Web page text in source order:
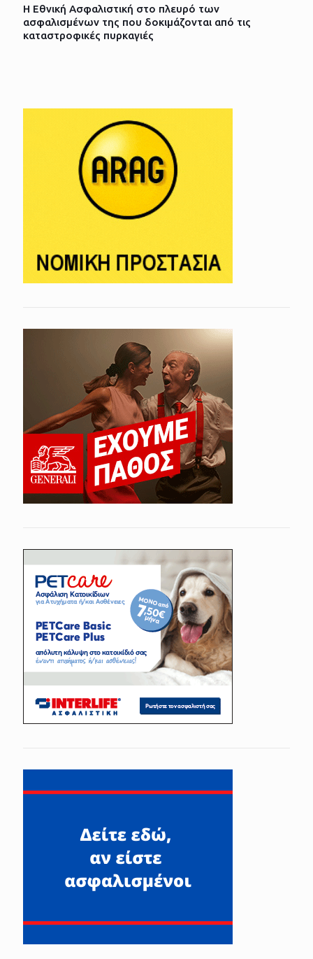
Η Εθνική Ασφαλιστική στο πλευρό των
ασφαλισμένων της που δοκιμάζονται από τις
καταστροφικές πυρκαγιές